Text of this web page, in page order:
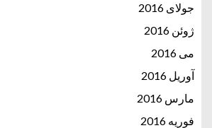
جولای 2016
ژوئن 2016
می 2016
آوریل 2016
مارس 2016
فوریه 2016